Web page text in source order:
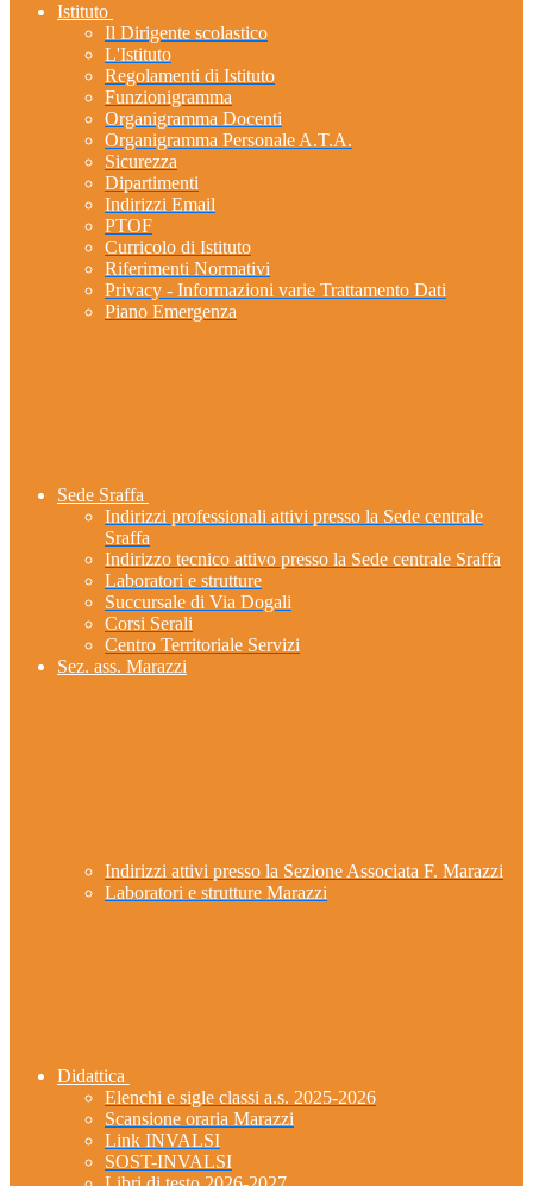
Istituto
Il Dirigente scolastico
L'Istituto
Regolamenti di Istituto
Funzionigramma
Organigramma Docenti
Organigramma Personale A.T.A.
Sicurezza
Dipartimenti
Indirizzi Email
PTOF
Curricolo di Istituto
Riferimenti Normativi
Privacy - Informazioni varie Trattamento Dati
Piano Emergenza
Sede Sraffa
Indirizzi professionali attivi presso la Sede centrale
Sraffa
Indirizzo tecnico attivo presso la Sede centrale Sraffa
Laboratori e strutture
Succursale di Via Dogali
Corsi Serali
Centro Territoriale Servizi
Sez. ass. Marazzi
Indirizzi attivi presso la Sezione Associata F. Marazzi
Laboratori e strutture Marazzi
Didattica
Elenchi e sigle classi a.s. 2025-2026
Scansione oraria Marazzi
Link INVALSI
SOST-INVALSI